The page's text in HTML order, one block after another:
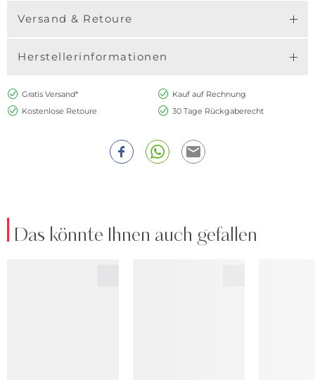
Versand & Retoure
Herstellerinformationen
Gratis Versand*
Kauf auf Rechnung
Kostenlose Retoure
30 Tage Rückgaberecht
Das könnte Ihnen auch gefallen